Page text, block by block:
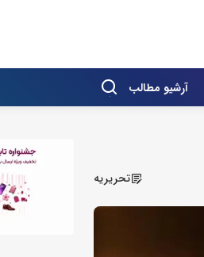
آرشیو مطالب
تحریریه